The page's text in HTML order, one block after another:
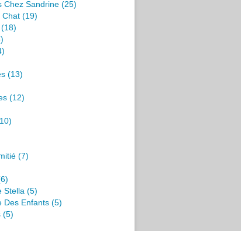
Chez Sandrine (25)
Chat (19)
(18)
(13)
(12)
(7)
Stella (5)
Des Enfants (5)
(5)